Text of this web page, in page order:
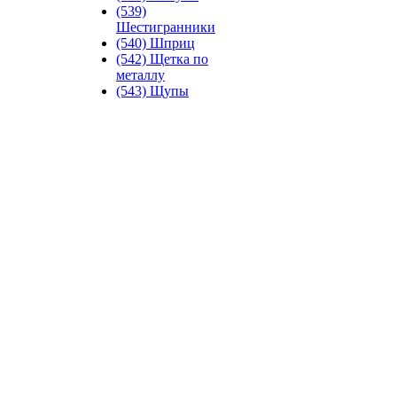
(539)
Шестигранники
(540) Шприц
(542) Щетка по
металлу
(543) Щупы